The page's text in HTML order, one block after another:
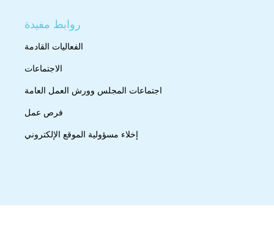
روابط مفيدة
الفعاليات القادمة
الاجتماعات
اجتماعات المجلس وورش العمل العامة
فرص عمل
إخلاء مسؤولية الموقع الإلكتروني